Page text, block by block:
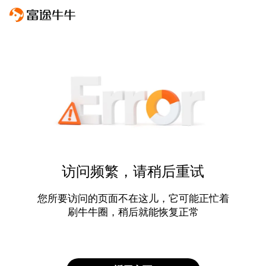
访问频繁，请稍后重试
您所要访问的页面不在这儿，它可能正忙着
刷牛牛圈，稍后就能恢复正常